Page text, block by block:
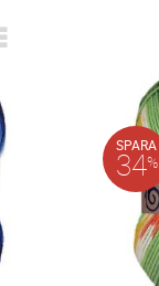
SPARA
34%